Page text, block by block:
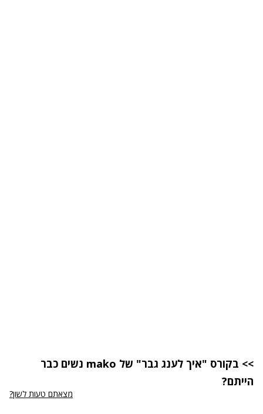
>> בקורס "איך לענג גבר" של mako נשים כבר
הייתם?
מצאתם טעות לשון?